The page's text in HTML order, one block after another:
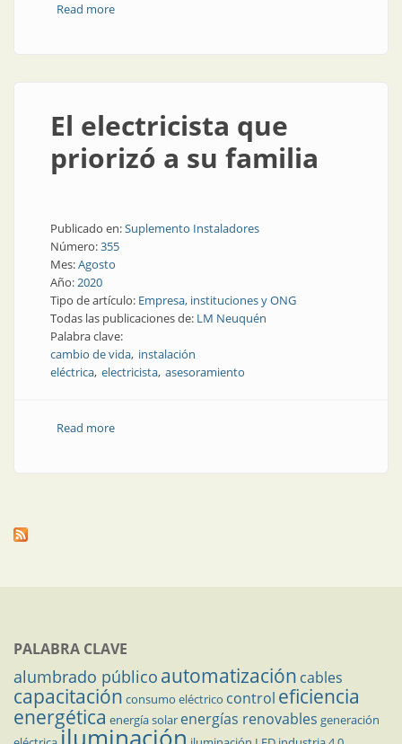
Read moreabout El electricista matriculado y el profesional de
El electricista que
priorizó a su familia
Publicado en:Suplemento Instaladores
Número:355
Mes:Agosto
Año:2020
Tipo de artículo: Empresa, instituciones y ONG
Todas las publicaciones de: LM Neuquén
Palabra clave:
cambio de vida instalación
eléctrica electricista asesoramiento
Read moreabout El electricista que priorizó a su familia
PALABRA CLAVE
alumbrado público automatización cables
capacitación consumo eléctrico control eficiencia
energética energía solar energías renovables generación